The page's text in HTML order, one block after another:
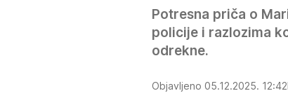
Potresna priča o
policije i razlozima
odrekne.
Objavljeno 05.12.2025.